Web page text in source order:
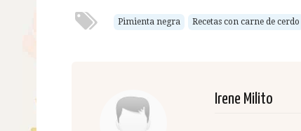
Pimienta negra Recetas con carne de cerdo
Irene Milito